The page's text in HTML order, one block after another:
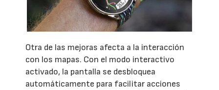
Otra de las mejoras afecta a la interacción
con los mapas. Con el modo interactivo
activado, la pantalla se desbloquea
automáticamente para facilitar acciones